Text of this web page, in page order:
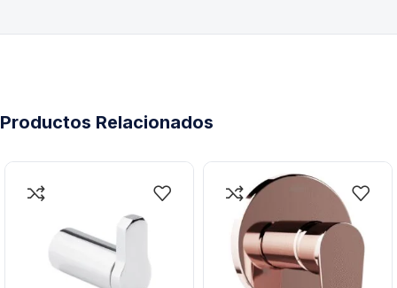
Productos Relacionados